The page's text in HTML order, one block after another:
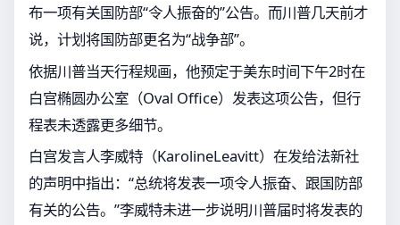
布一项有关国防部“令人振奋的”公告。而川普几天前才
说，计划将国防部更名为“战争部”。
依据川普当天行程规画，他预定于美东时间下午2时在
白宫椭圆办公室（Oval Office）发表这项公告，但行
程表未透露更多细节。
白宫发言人李威特（KarolineLeavitt）在发给法新社
的声明中指出：“总统将发表一项令人振奋、跟国防部
有关的公告。”李威特未进一步说明川普届时将发表的